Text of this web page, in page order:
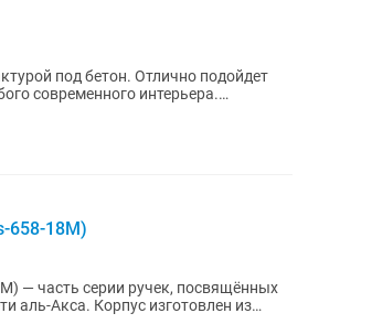
под бетон. Отлично подойдет
современного интерьера.
658-18M)
— часть серии ручек, посвящённых
изготовлен из